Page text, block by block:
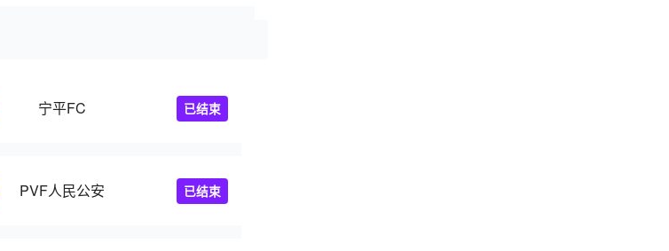
宁平FC 已结束
PVF人民公安 已结束